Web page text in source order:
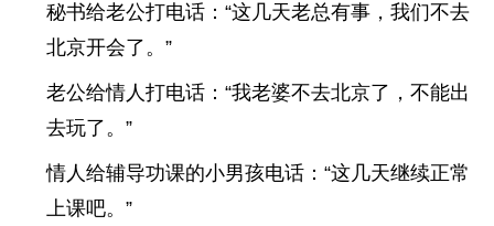
秘书给老公打电话：“这几天老总有事，我们不去
北京开会了。”
老公给情人打电话：“我老婆不去北京了，不能出
去玩了。”
情人给辅导功课的小男孩电话：“这几天继续正常
上课吧。”